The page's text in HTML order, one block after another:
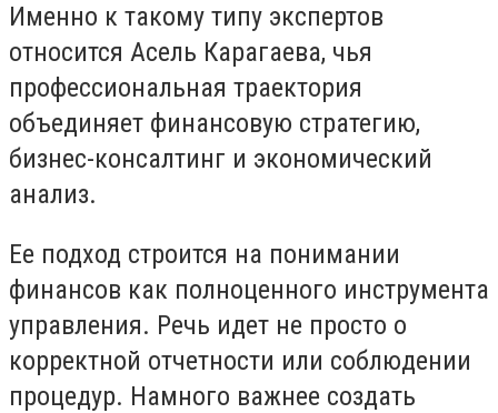
Именно к такому типу экспертов
относится Асель Карагаева, чья
профессиональная траектория
объединяет финансовую стратегию,
бизнес-консалтинг и экономический
анализ.
Ее подход строится на понимании
финансов как полноценного инструмента
управления. Речь идет не просто о
корректной отчетности или соблюдении
процедур. Намного важнее создать